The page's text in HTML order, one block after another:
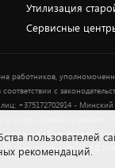
Утилизация
Сервисные
работников,
соответствии с
+375172702914 -
обращения
83. Электронная почта:
пользователей
рекомендаций.